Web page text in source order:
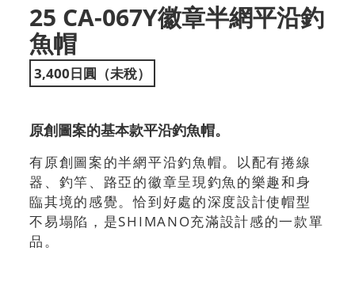
25 CA-067Y徽章半網平沿釣
魚帽
3,400日圓（未稅）
原創圖案的基本款平沿釣魚帽。
有原創圖案的半網平沿釣魚帽。以配有捲線
器、釣竿、路亞的徽章呈現釣魚的樂趣和身
臨其境的感覺。恰到好處的深度設計使帽型
不易塌陷，是SHIMANO充滿設計感的一款單
品。